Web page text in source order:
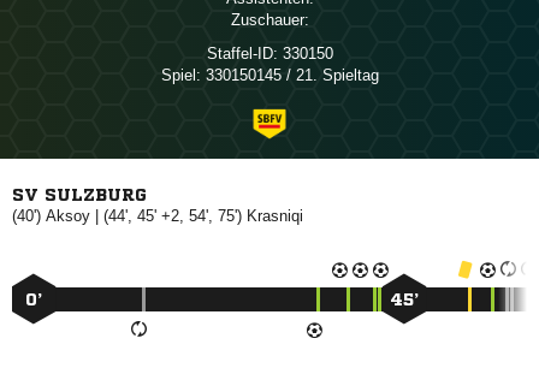
Zuschauer:
Staffel-ID: 330150
Spiel: 330150145 / 21. Spieltag
SV SULZBURG
(40')  | (44', 45' +2, 54', 75') 
0’ 45’